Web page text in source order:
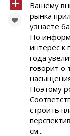
Вашему
рынка
узнаете
По
интерес к
года
говорит о
Поэтому
строить
см...